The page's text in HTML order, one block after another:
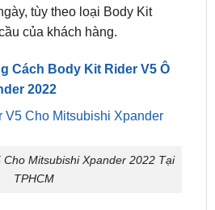
tùy theo loại Body Kit
của khách hàng.
Cách Body Kit Rider V5 Ô
2022
Mitsubishi Xpander 2022 Tại
TPHCM